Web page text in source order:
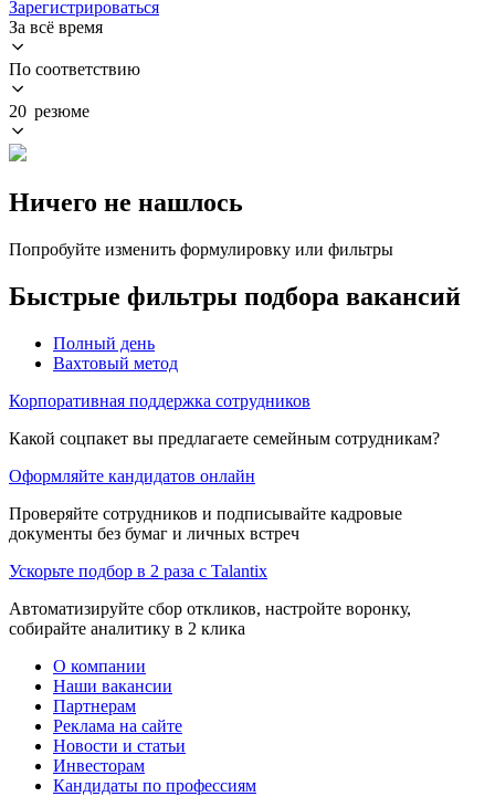
Зарегистрироваться
За всё время
По соответствию
20 резюме
Ничего не нашлось
Попробуйте изменить формулировку или фильтры
Быстрые фильтры подбора вакансий
Полный день
Вахтовый метод
Корпоративная поддержка сотрудников
Какой соцпакет вы предлагаете семейным сотрудникам?
Оформляйте кандидатов онлайн
Проверяйте сотрудников и подписывайте кадровые
документы без бумаг и личных встреч
Ускорьте подбор в 2 раза с Talantix
Автоматизируйте сбор откликов, настройте воронку,
собирайте аналитику в 2 клика
О компании
Наши вакансии
Партнерам
Реклама на сайте
Новости и статьи
Инвесторам
Кандидаты по профессиям